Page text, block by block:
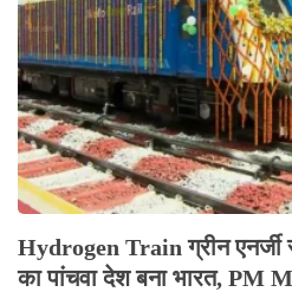
Hydrogen Train ग्रीन एनर्जी
का पांचवा देश बना भारत, PM